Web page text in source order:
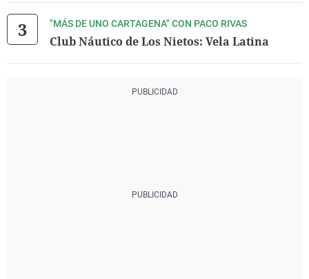
"MÁS DE UNO CARTAGENA" CON PACO RIVAS
Club Náutico de Los Nietos: Vela Latina